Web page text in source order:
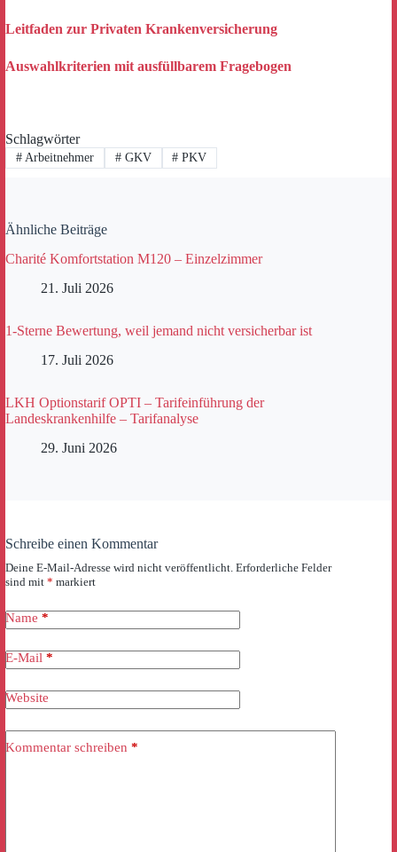
Leitfaden zur Privaten Krankenversicherung
Auswahlkriterien mit ausfüllbarem Fragebogen
Schlagwörter
#Arbeitnehmer #GKV # PKV
Ähnliche Beiträge
Charité Komfortstation M120 – Einzelzimmer
21. Juli 2026
1-Sterne Bewertung, weil jemand nicht versicherbar ist
17. Juli 2026
LKH Optionstarif OPTI – Tarifeinführung der
Landeskrankenhilfe – Tarifanalyse
29. Juni 2026
Schreibe einen Kommentar
Deine E-Mail-Adresse wird nicht veröffentlicht. Erforderliche Felder
sind mit * markiert
Name *
E-Mail *
Website
Kommentar schreiben *